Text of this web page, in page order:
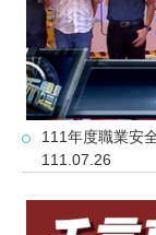
111年度職業安
111.07.26